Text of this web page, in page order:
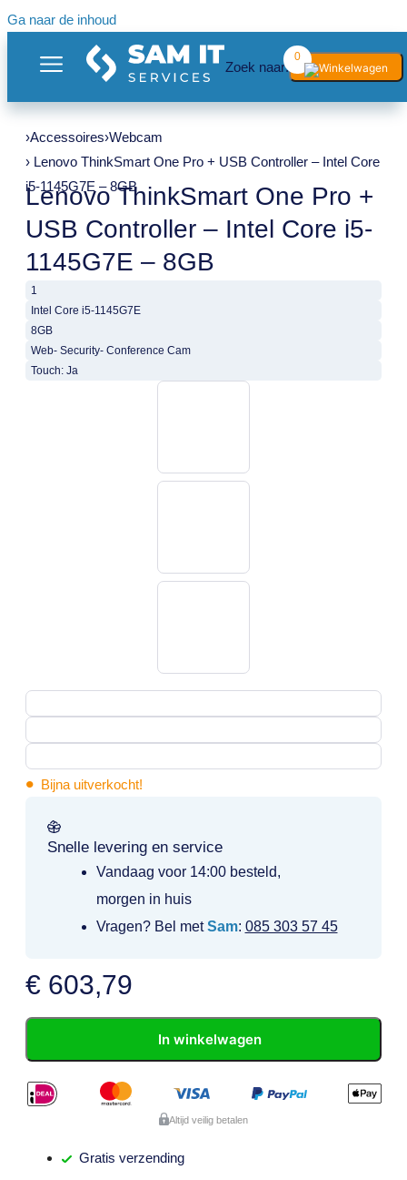
Ga naar de inhoud
Zoek naar:
0
›Accessoires›Webcam
› Lenovo ThinkSmart One Pro + USB Controller – Intel Core
i5-1145G7E – 8GB
Lenovo ThinkSmart One Pro +
USB Controller – Intel Core i5-
1145G7E – 8GB
1
Intel Core i5-1145G7E
8GB
Web- Security- Conference Cam
Touch: Ja
• Bijna uitverkocht!
Snelle levering en service
Vandaag voor 14:00 besteld,
morgen in huis
Vragen? Bel metSam: 085 303 57 45
€ 603,79
In winkelwagen
Altijd veilig betalen
Gratis verzending